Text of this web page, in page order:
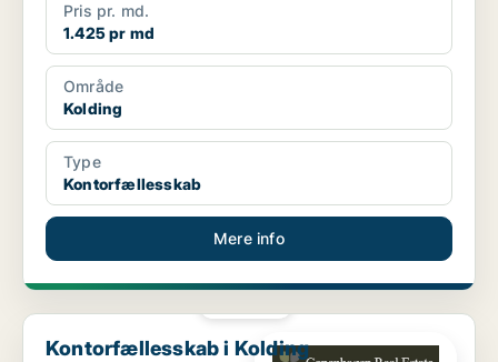
Pris pr. md.
1.425 pr md
Område
Kolding
Type
Kontorfællesskab
Mere info
Kontorfællesskab i Kolding
Kontorfællesskab i Kolding